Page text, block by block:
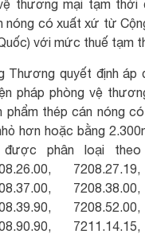
thương mại tạm thời
nóng có xuất xứ từ
với mức thuế tạm
Thương quyết định áp
pháp phòng vệ
phẩm thép cán nóng
hơn hoặc bằng
được phân loại